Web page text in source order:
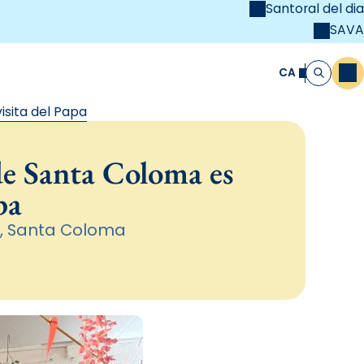
Santoral del dia
SAVA
Cristiana CA Cerca
del Papa
Santa Coloma es
Santa Coloma